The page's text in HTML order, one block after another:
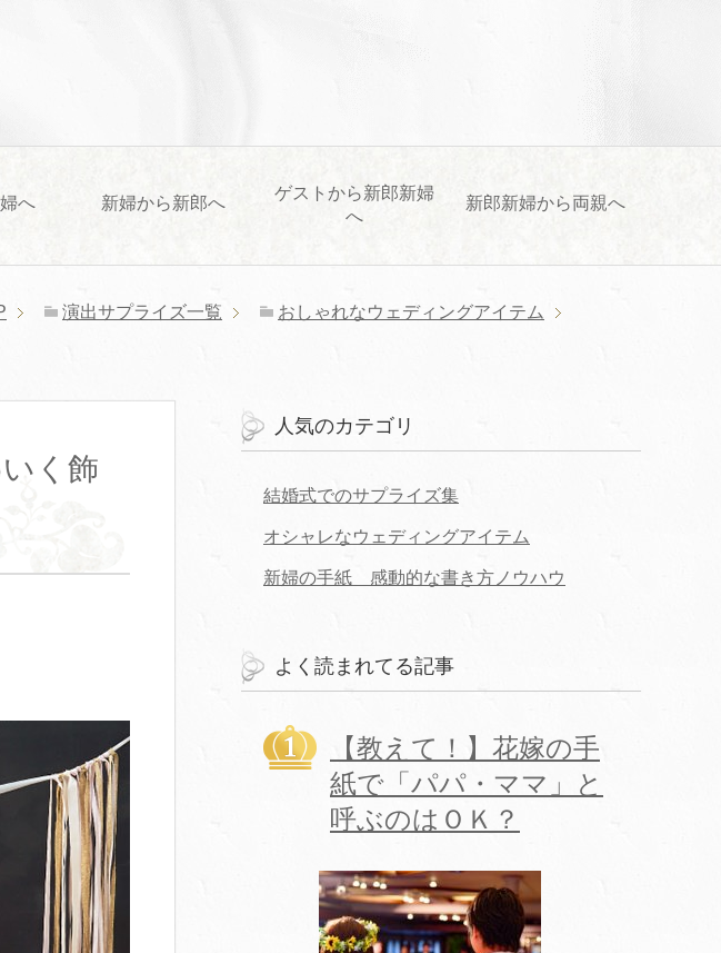
へ 新婦から新郎へ
ゲストから新郎新婦
へ
新郎新婦から両親へ
演出サプライズ一覧
おしゃれなウェディングアイテム
く飾
人気のカテゴリ
結婚式でのサプライズ集
オシャレなウェディングアイテム
新婦の手紙 感動的な書き方ノウハウ
よく読まれてる記事
【教えて！】花嫁の手
紙で「パパ・ママ」と
呼ぶのはＯＫ？